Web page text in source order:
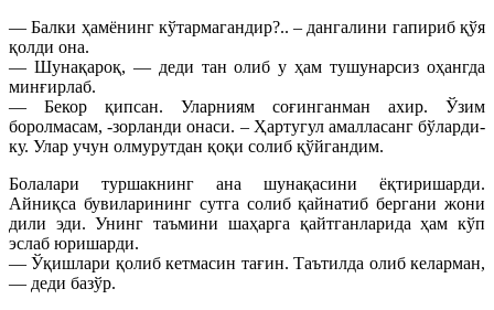
— Балки ҳамёнинг кўтармагандир?.. – дангалини гапириб қўя
қолди она.
— Шунақароқ, — деди тан олиб у ҳам тушунарсиз оҳангда
минғирлаб.
— Бекор қипсан. Уларниям соғинганман ахир. Ўзим
боролмасам, -зорланди онаси. – Ҳартугул амалласанг бўларди-
ку. Улар учун олмурутдан қоқи солиб қўйгандим.
Болалари туршакнинг ана шунақасини ёқтиришарди.
Айниқса бувиларининг сутга солиб қайнатиб бергани жони
дили эди. Унинг таъмини шаҳарга қайтганларида ҳам кўп
эслаб юришарди.
— Ўқишлари қолиб кетмасин тағин. Таътилда олиб келарман,
— деди базўр.